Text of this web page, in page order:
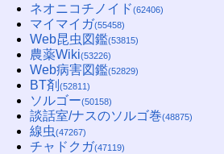
ネオニコチノイド(62406)
マイマイガ(55458)
Web昆虫図鑑(53815)
農薬Wiki(53226)
Web病害図鑑(52829)
BT剤 (52811)
ソルゴー(50158)
談話室/ナスのソルゴ巻(48875)
線虫(47267)
チャドクガ(47119)